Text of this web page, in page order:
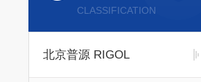
CLASSIFICATION
北京普源 RIGOL